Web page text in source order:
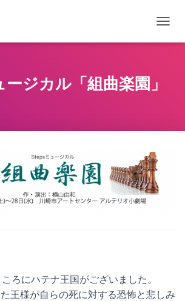
ビ
ジカル「組曲楽園」
ろにハテナ王国がございました。
王様が自らの死に対する恐怖と悲しみ